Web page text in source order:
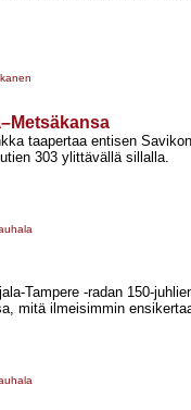
taapertaa entisen
303 ylittävällä sillalla.
​Tampere -​radan 150-​
mitä ilmeisimmin